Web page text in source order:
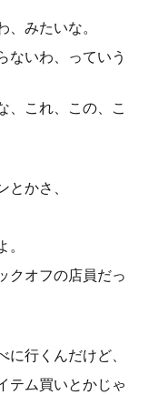
みたいな。
ないわ、っていう
、これ、この、こ
かさ、
クオフの店員だっ
行くんだけど、
テム買いとかじゃ